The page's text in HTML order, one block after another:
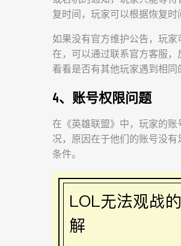
复时间，玩家可以根据恢复时
如果没有官方维护公告，玩
在，可以通过联系官方客服
看看是否有其他玩家遇到相同
4、账号权限问题
在《英雄联盟》中，玩家的
况，原因在于他们的账号没
条件。